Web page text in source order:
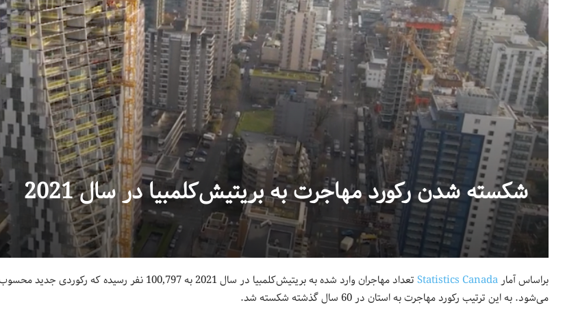
شکسته شدن رکورد مهاجرت به بریتیش‌کلمبیا در سال 2021
براساس آمارStatistics Canada
تعداد مهاجران وارد شده به بریتیش‌کلمبیا در سال 2021 به 100,797 نفر رسیده که رکوردی جدید
می‌شود. به این ترتیب رکورد مهاجرت به استان در 60 سال گذشته شکسته شد.